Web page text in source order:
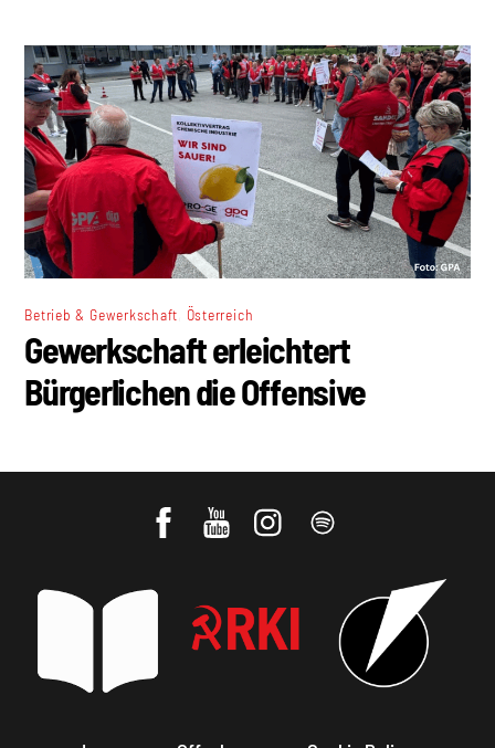
Betrieb & Gewerkschaft Österreich
Gewerkschaft erleichtert
Bürgerlichen die Offensive